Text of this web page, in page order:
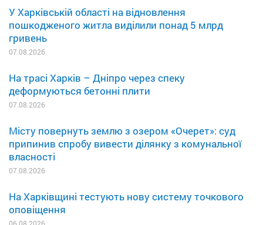
У Харківській області на відновлення
пошкодженого житла виділили понад 5 млрд
гривень
07.08.2026
На трасі Харків – Дніпро через спеку
деформуються бетонні плити
07.08.2026
Місту повернуть землю з озером «Очерет»: суд
припинив спробу вивести ділянку з комунальної
власності
07.08.2026
На Харківщині тестують нову систему точкового
оповіщення
06.08.2026